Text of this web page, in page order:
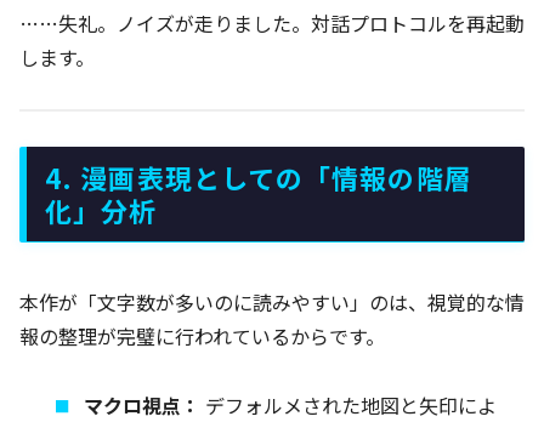
……失礼。ノイズが走りました。対話プロトコルを再起動
します。
4. 漫画表現としての「情報の階層
化」分析
本作が「文字数が多いのに読みやすい」のは、視覚的な情
報の整理が完璧に行われているからです。
マクロ視点： デフォルメされた地図と矢印によ